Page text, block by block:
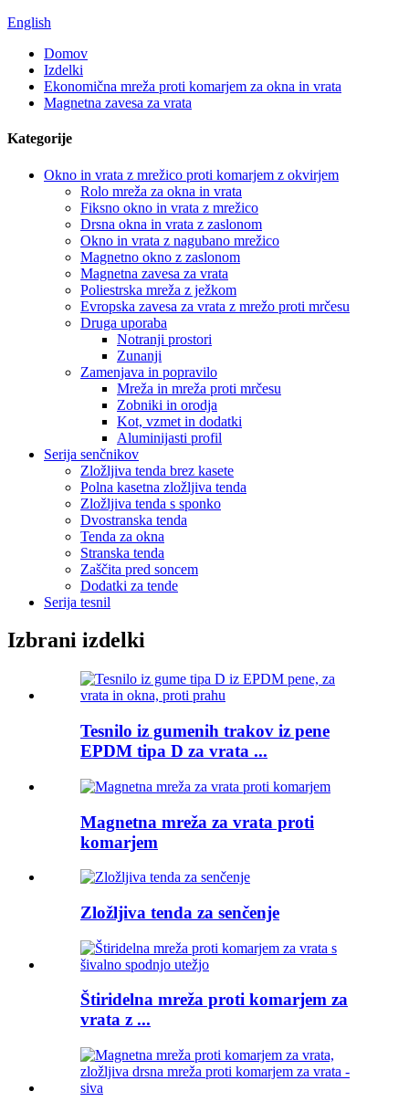
English
Domov
Izdelki
Ekonomična mreža proti komarjem za okna in vrata
Magnetna zavesa za vrata
Kategorije
Okno in vrata z mrežico proti komarjem z okvirjem
Rolo mreža za okna in vrata
Fiksno okno in vrata z mrežico
Drsna okna in vrata z zaslonom
Okno in vrata z nagubano mrežico
Magnetno okno z zaslonom
Magnetna zavesa za vrata
Poliestrska mreža z ježkom
Evropska zavesa za vrata z mrežo proti mrčesu
Druga uporaba
Notranji prostori
Zunanji
Zamenjava in popravilo
Mreža in mreža proti mrčesu
Zobniki in orodja
Kot, vzmet in dodatki
Aluminijasti profil
Serija senčnikov
Zložljiva tenda brez kasete
Polna kasetna zložljiva tenda
Zložljiva tenda s sponko
Dvostranska tenda
Tenda za okna
Stranska tenda
Zaščita pred soncem
Dodatki za tende
Serija tesnil
Izbrani izdelki
Tesnilo iz gumenih trakov iz pene
EPDM tipa D za vrata ...
Magnetna mreža za vrata proti
komarjem
Zložljiva tenda za senčenje
Štiridelna mreža proti komarjem za
vrata z ...